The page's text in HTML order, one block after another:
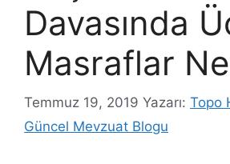
Davasında
Masraflar
Temmuz 19, 2019 Yazarı: Topo
Güncel Mevzuat Blogu